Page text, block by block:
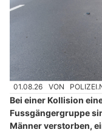
01.08.26 VON
Bei einer Kollision
Fussgängergruppe
Männer verstorben,